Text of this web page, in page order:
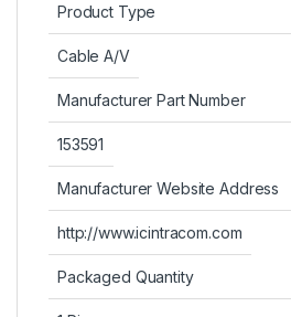
Product Type
Cable A/V
Manufacturer Part Number
153591
Manufacturer Website Address
http://www.icintracom.com
Packaged Quantity